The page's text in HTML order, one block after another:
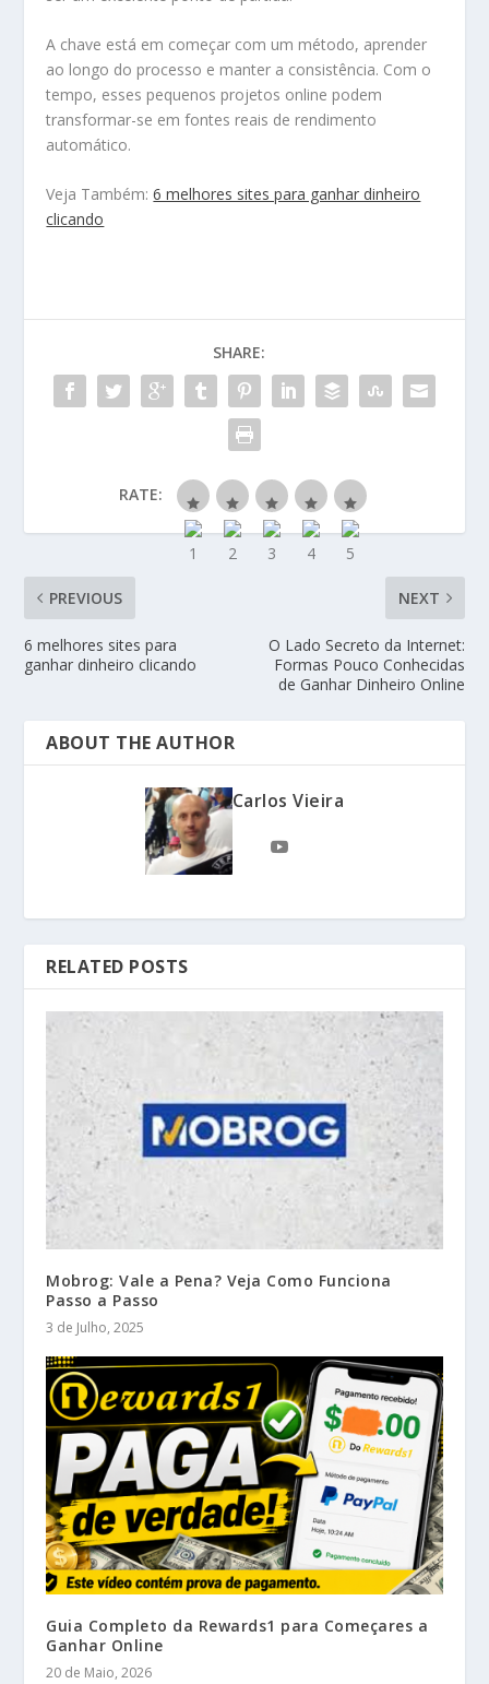
A chave está em começar com um método, aprender
ao longo do processo e manter a consistência. Com o
tempo, esses pequenos projetos online podem
transformar-se em fontes reais de rendimento
automático.
Veja Também:6 melhores sites para ganhar dinheiro
clicando
SHARE:
RATE:
PREVIOUS
6 melhores sites para
ganhar dinheiro clicando
NEXT
O Lado Secreto da Internet:
Formas Pouco Conhecidas
de Ganhar Dinheiro Online
ABOUT THE AUTHOR
Carlos Vieira
RELATED POSTS
Mobrog: Vale a Pena? Veja Como Funciona
Passo a Passo
3 de Julho, 2025
Guia Completo da Rewards1 para Começares a
Ganhar Online
20 de Maio, 2026